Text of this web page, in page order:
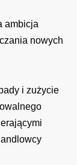
ambicja
nowych
i zużycie